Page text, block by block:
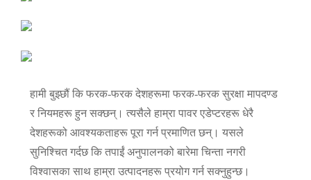
हामी बुझ्छौं कि फरक-फरक देशहरूमा फरक-फरक सुरक्षा मापदण्ड
र नियमहरू हुन सक्छन्। त्यसैले हाम्रा पावर एडेप्टरहरू धेरै
देशहरूको आवश्यकताहरू पूरा गर्न प्रमाणित छन्। यसले
सुनिश्चित गर्दछ कि तपाईं अनुपालनको बारेमा चिन्ता नगरी
विश्वासका साथ हाम्रा उत्पादनहरू प्रयोग गर्न सक्नुहुन्छ।